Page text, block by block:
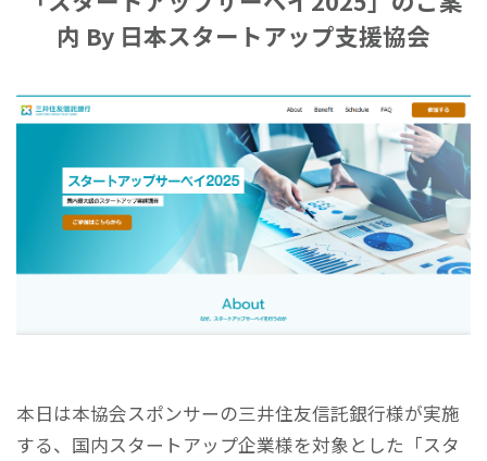
内 By 日本スタートアップ支援協会
本日は本協会スポンサーの三井住友信託銀行様が実施
する、国内スタートアップ企業様を対象とした「スタ